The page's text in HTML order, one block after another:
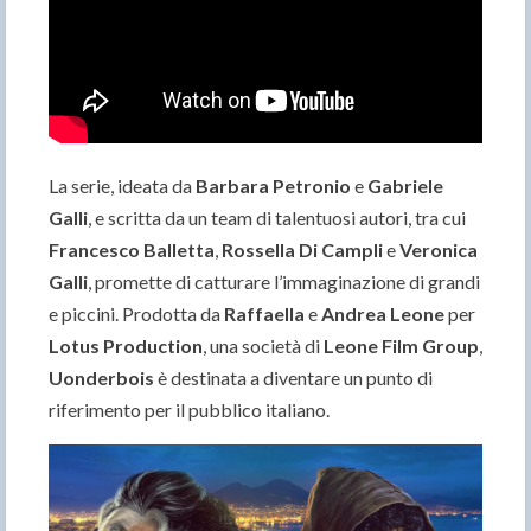
La serie, ideata da Barbara Petronio e Gabriele
Galli, e scritta da un team di talentuosi autori, tra cui
Francesco Balletta, Rossella Di CamplieVeronica
Galli, promette di catturare l’immaginazione di grandi
e piccini. Prodotta da Raffaella eAndrea Leoneper
Lotus Production, una società di Leone Film Group,
Uonderbois è destinata a diventare un punto di
riferimento per il pubblico italiano.